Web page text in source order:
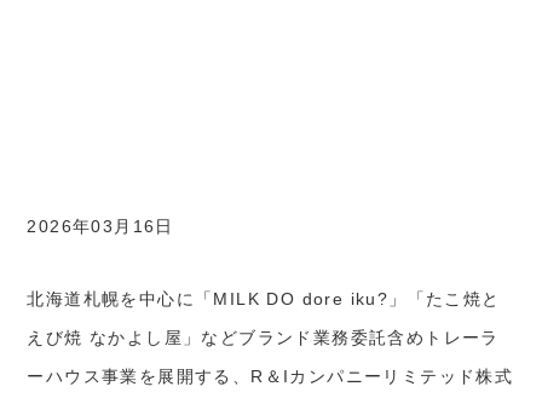
2026年03月16日
北海道札幌を中心に「MILK DO dore iku?」「たこ焼と
えび焼 なかよし屋」などブランド業務委託含めトレーラ
ーハウス事業を展開する、R＆Iカンパニーリミテッド株式